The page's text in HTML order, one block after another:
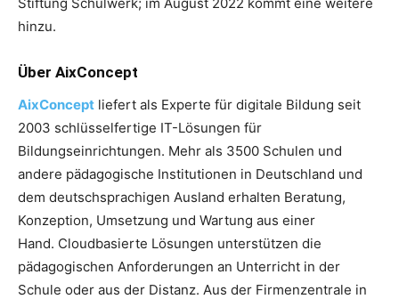
hinzu.
Über AixConcept
AixConcept liefert als Experte für digitale Bildung seit
2003 schlüsselfertige IT-Lösungen für
Bildungseinrichtungen. Mehr als 3500 Schulen und
andere pädagogische Institutionen in Deutschland und
dem deutschsprachigen Ausland erhalten Beratung,
Konzeption, Umsetzung und Wartung aus einer
Hand. Cloudbasierte Lösungen unterstützen die
pädagogischen Anforderungen an Unterricht in der
Schule oder aus der Distanz. Aus der Firmenzentrale in